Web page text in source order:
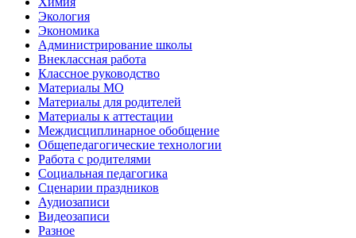
Экология
Экономика
Администрирование школы
Внеклассная работа
Классное руководство
Материалы МО
Материалы для родителей
Материалы к аттестации
Междисциплинарное обобщение
Общепедагогические технологии
Работа с родителями
Социальная педагогика
Сценарии праздников
Аудиозаписи
Видеозаписи
Разное